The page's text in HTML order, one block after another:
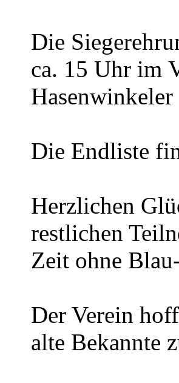
Die
ca. 15 Uhr im
Die Endliste
Herzlichen
restlichen
Zeit ohne
Der Verein
alte Bekannte